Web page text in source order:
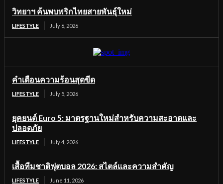
วิทยาฯ ค้นพบพริกไทยสายพันธุ์ใหม่
LIFESTYLE July 6, 2026
คำเตือนความร้อนสุดขีด
LIFESTYLE July 5, 2026
ยุคยนต์ Euro 5: มาตรฐานใหม่สำหรับความสะอาดและ
ปลอดภัย
LIFESTYLE July 4, 2026
เสื้อทีมชาติฟุตบอล 2026: สไตล์และความสำคัญ
LIFESTYLE June 11, 2026